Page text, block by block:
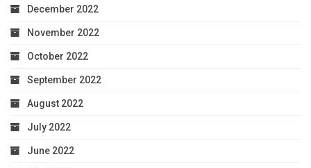
December 2022
November 2022
October 2022
September 2022
August 2022
July 2022
June 2022